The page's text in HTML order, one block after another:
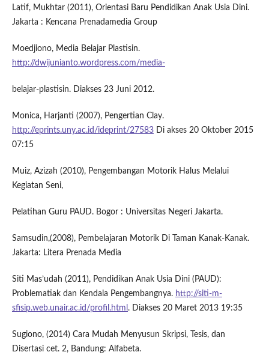
Latif, Mukhtar (2011), Orientasi Baru Pendidikan Anak Usia Dini.
Jakarta : Kencana Prenadamedia Group
Moedjiono, Media Belajar Plastisin.
http://dwijunianto.wordpress.com/media-
belajar-plastisin. Diakses 23 Juni 2012.
Monica, Harjanti (2007), Pengertian Clay.
http://eprints.uny.ac.id/ideprint/27583Di akses 20 Oktober 2015
07:15
Muiz, Azizah (2010), Pengembangan Motorik Halus Melalui
Kegiatan Seni,
Pelatihan Guru PAUD. Bogor : Universitas Negeri Jakarta.
Samsudin,(2008), Pembelajaran Motorik Di Taman Kanak-Kanak.
Jakarta: Litera Prenada Media
Siti Mas’udah (2011), Pendidikan Anak Usia Dini (PAUD):
Problematiak dan Kendala Pengembangnya. http://siti-m-
sfisip.web.unair.ac.id/profil.html . Diakses 20 Maret 2013 19:35
Sugiono, (2014) Cara Mudah Menyusun Skripsi, Tesis, dan
Disertasi cet. 2, Bandung: Alfabeta.